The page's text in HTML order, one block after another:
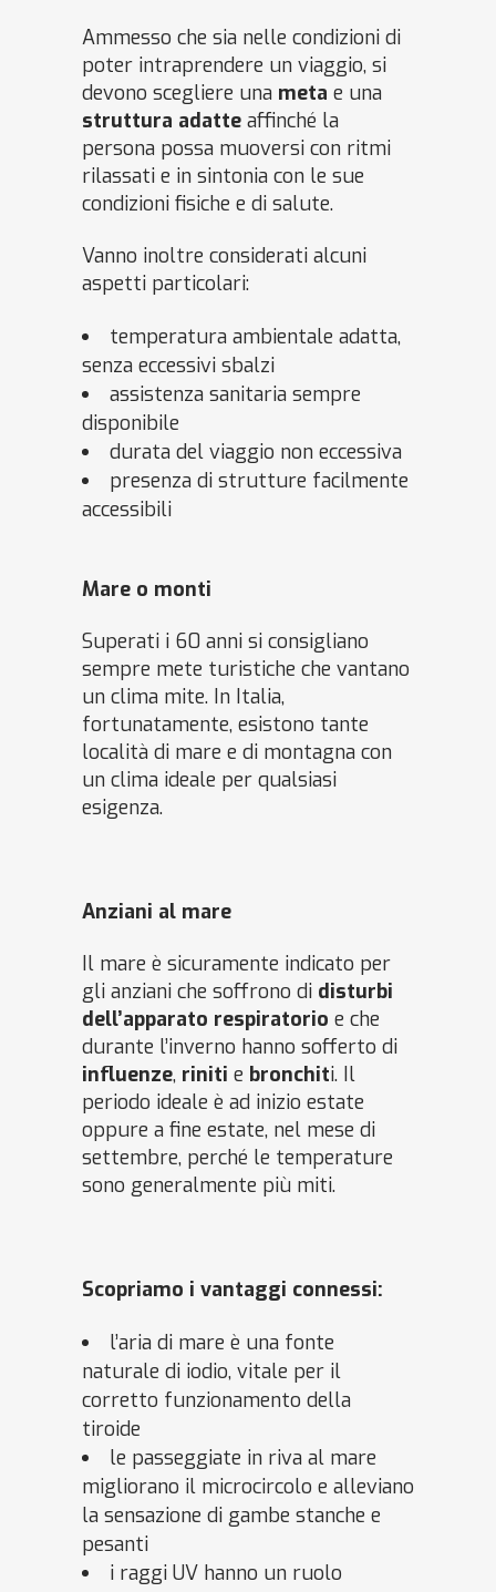
Ammesso che sia nelle condizioni di
poter intraprendere un viaggio, si
devono scegliere una meta e una
struttura adatte affinché la
persona possa muoversi con ritmi
rilassati e in sintonia con le sue
condizioni fisiche e di salute.
Vanno inoltre considerati alcuni
aspetti particolari:
temperatura ambientale adatta,
senza eccessivi sbalzi
assistenza sanitaria sempre
disponibile
durata del viaggio non eccessiva
presenza di strutture facilmente
accessibili
Mare o monti
Superati i 60 anni si consigliano
sempre mete turistiche che vantano
un clima mite. In Italia,
fortunatamente, esistono tante
località di mare e di montagna con
un clima ideale per qualsiasi
esigenza.
Anziani al mare
Il mare è sicuramente indicato per
gli anziani che soffrono di disturbi
dell’apparato respiratorio e che
durante l’inverno hanno sofferto di
influenze, riniti e bronchiti. Il
periodo ideale è ad inizio estate
oppure a fine estate, nel mese di
settembre, perché le temperature
sono generalmente più miti.
Scopriamo i vantaggi connessi:
l’aria di mare è una fonte
naturale di iodio, vitale per il
corretto funzionamento della
tiroide
le passeggiate in riva al mare
migliorano il microcircolo e alleviano
la sensazione di gambe stanche e
pesanti
i raggi UV hanno un ruolo